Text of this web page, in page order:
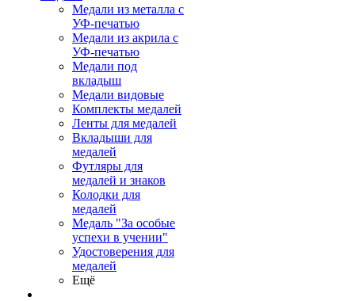
Медали из металла с
УФ-печатью
Медали из акрила с
УФ-печатью
Медали под
вкладыш
Медали видовые
Комплекты медалей
Ленты для медалей
Вкладыши для
медалей
Футляры для
медалей и знаков
Колодки для
медалей
Медаль "За особые
успехи в учении"
Удостоверения для
медалей
Ещё